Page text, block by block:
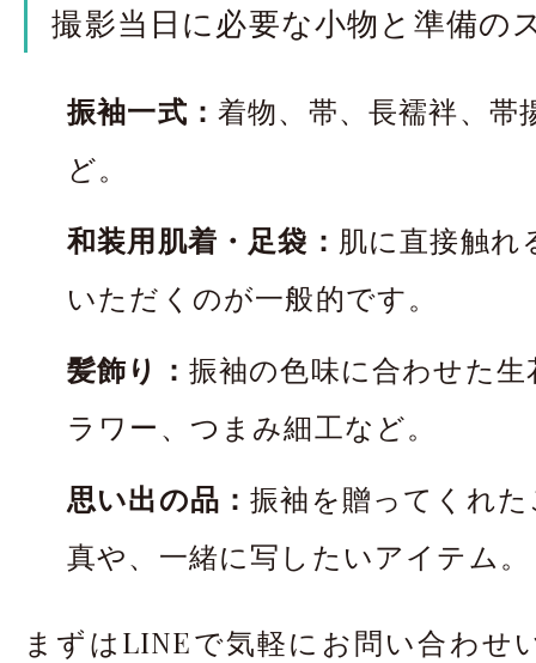
撮影当日に必要な小物と準備の
振袖一式： 着物、帯、長襦袢、帯
ど。
和装用肌着・足袋： 肌に直接触れ
いただくのが一般的です。
髪飾り： 振袖の色味に合わせた
ラワー、つまみ細工など。
思い出の品：振袖を贈ってくれ
真や、一緒に写したいアイテム。
まずはLINEで気軽にお問い合わせ